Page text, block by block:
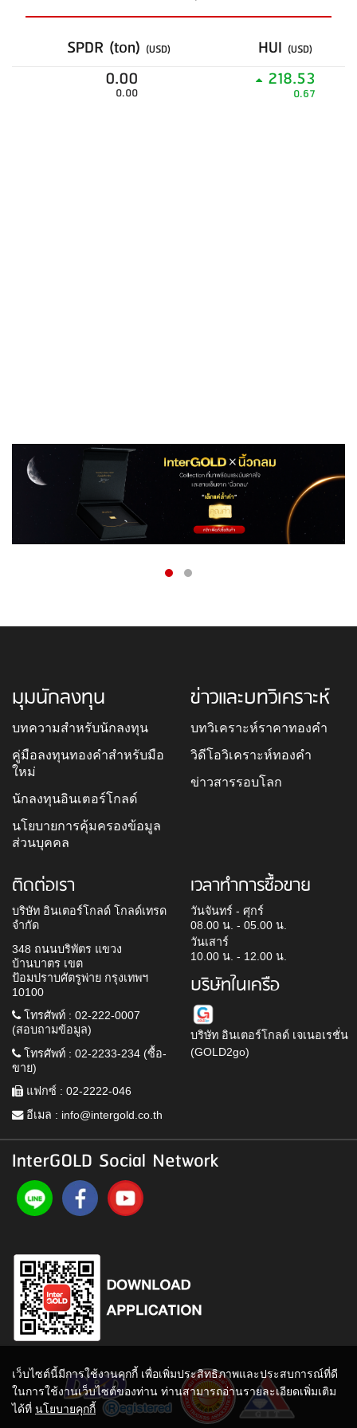
SPDR (ton) (USD) HUI (USD)
0.00
0.00
218.53
0.67
มุมนักลงทุน
บทความสำหรับนักลงทุน
คู่มือลงทุนทองคำสำหรับมือ
ใหม่
นักลงทุนอินเตอร์โกลด์
นโยบายการคุ้มครองข้อมูล
ส่วนบุคคล
ข่าวและบทวิเคราะห์
บทวิเคราะห์ราคาทองคำ
วิดีโอวิเคราะห์ทองคำ
ข่าวสารรอบโลก
ติดต่อเรา
บริษัท อินเตอร์โกลด์ โกลด์เทรด
จำกัด
348 ถนนบริพัตร แขวง
บ้านบาตร เขต
ป้อมปราบศัตรูพ่าย กรุงเทพฯ
10100
โทรศัพท์ : 02-222-0007
(สอบถามข้อมูล)
โทรศัพท์ : 02-2233-234 (ซื้อ-
ขาย)
แฟกซ์ : 02-2222-046
อีเมล : info@intergold.co.th
เวลาทำการซื้อขาย
วันจันทร์ - ศุกร์
08.00 น. - 05.00 น.
วันเสาร์
10.00 น. - 12.00 น.
บริษัทในเครือ
บริษัท อินเตอร์โกลด์ เจเนอเรชั่น
(GOLD2go)
InterGOLD Social Network
เว็บไซต์นี้มีการใช้งานคุกกี้ เพื่อเพิ่มประสิทธิภาพและประสบการณ์ที่ดี
ในการใช้งานเว็บไซต์ของท่าน ท่านสามารถอ่านรายละเอียดเพิ่มเติม
ได้ที่ นโยบายคุกกี้